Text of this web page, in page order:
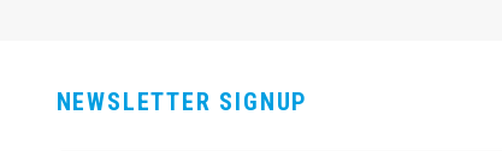
NEWSLETTER SIGNUP